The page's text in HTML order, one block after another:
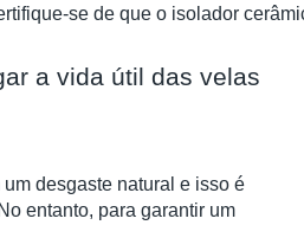
se de que o isolador
a vida útil das velas
desgaste natural e isso é
entanto, para garantir um